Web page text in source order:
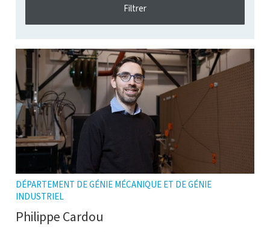
DÉPARTEMENT DE GÉNIE MÉCANIQUE ET DE GÉNIE
INDUSTRIEL
Philippe Cardou